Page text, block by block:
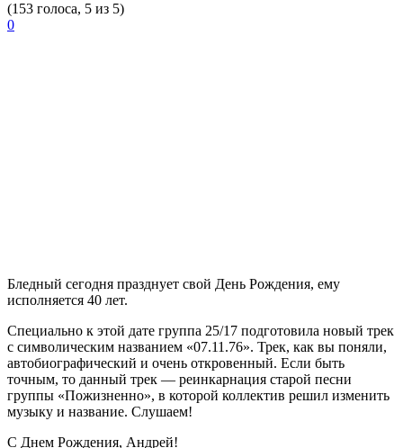
(153 голоса, 5 из 5)
0
Бледный сегодня празднует свой День Рождения, ему
исполняется 40 лет.
Специально к этой дате группа 25/17 подготовила новый трек
с символическим названием «07.11.76». Трек, как вы поняли,
автобиографический и очень откровенный. Если быть
точным, то данный трек — реинкарнация старой песни
группы «Пожизненно», в которой коллектив решил изменить
музыку и название. Слушаем!
С Днем Рождения, Андрей!